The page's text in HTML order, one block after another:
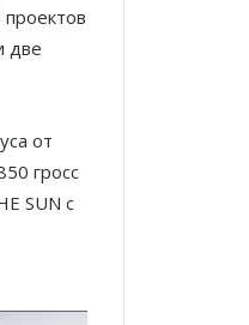
две
от
гросс
SUN с